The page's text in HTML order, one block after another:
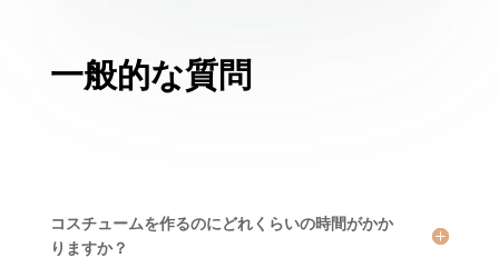
一般的な質問
コスチュームを作るのにどれくらいの時間がかか
りますか？